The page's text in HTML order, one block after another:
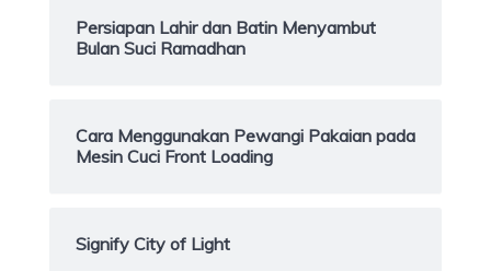
Persiapan Lahir dan Batin Menyambut
Bulan Suci Ramadhan
Cara Menggunakan Pewangi Pakaian pada
Mesin Cuci Front Loading
Signify City of Light